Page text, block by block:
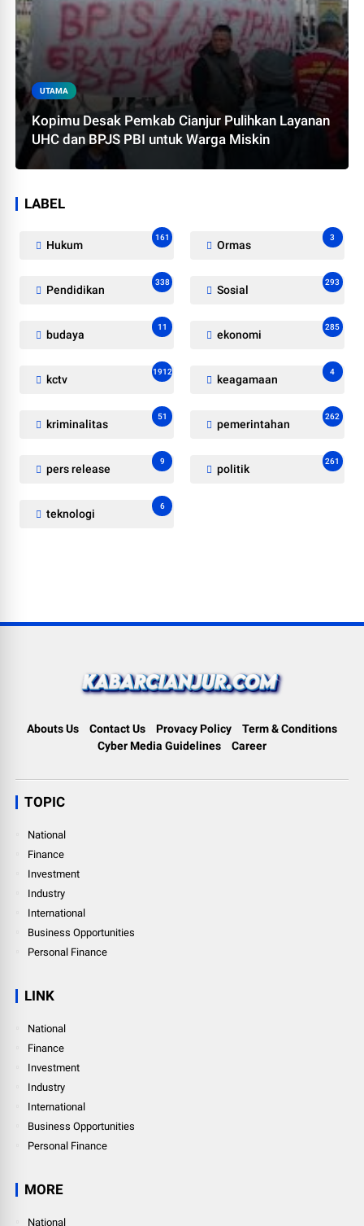
UTAMA
Kopimu Desak Pemkab Cianjur Pulihkan Layanan
UHC dan BPJS PBI untuk Warga Miskin
LABEL
Hukum
161
Ormas
3
Pendidikan
338
Sosial
293
budaya
11
ekonomi
285
kctv
1912
keagamaan
4
kriminalitas
51
pemerintahan
262
pers release
9
politik
261
teknologi
6
Abouts Us Contact Us Provacy Policy
Term & Conditions
Cyber Media Guidelines
Career
TOPIC
National
Finance
Investment
Industry
International
Business Opportunities
Personal Finance
LINK
National
Finance
Investment
Industry
International
Business Opportunities
Personal Finance
MORE
National